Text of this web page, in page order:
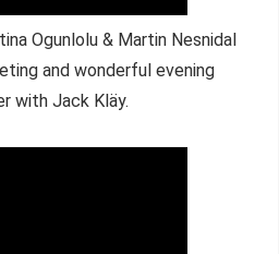
Ogunlolu & Martin Nesnidal
and wonderful evening
with Jack Kläy.